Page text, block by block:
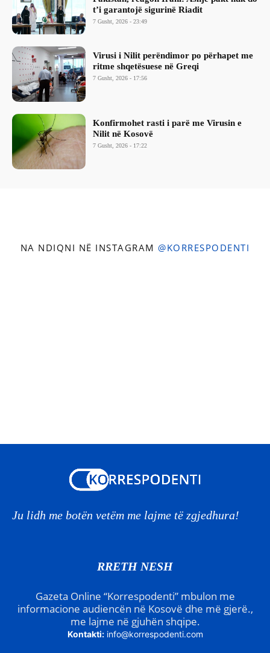
t’i garantojë sigurinë Riadit
7 Gusht, 2026 - 23:49
Virusi i Nilit perëndimor po përhapet me
ritme shqetësuese në Greqi
7 Gusht, 2026 - 17:56
Konfirmohet rasti i parë me Virusin e
Nilit në Kosovë
7 Gusht, 2026 - 17:22
NA NDIQNI NË INSTAGRAM @KORRESPODENTI
Ju lidh me botën vetëm me lajme të zgjedhura!
RRETH NESH
Gazeta Online “Korrespodenti” mbulon me
informacione audiencën në Kosovë dhe më gjerë.,
me lajme në gjuhën shqipe.
Kontakti: info@korrespodenti.com